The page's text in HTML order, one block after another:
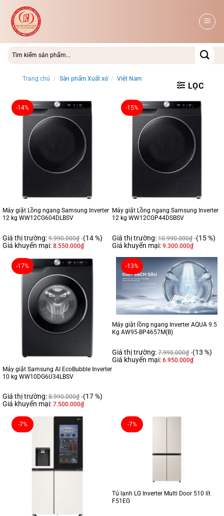
qua
dung
Trang chủ / Sản phẩm Xuất xứ / Việt Nam
LỌC
-14%
Máy giặt Lồng ngang Samsung Inverter
12 kg WW12CG604DLBSV
Giá thị trường: 9.990.000₫ (14 %)
Giá khuyến mại: 8.550.000₫
-15%
Máy giặt Lồng ngang Samsung Inverter
12 kg WW12CGP44DSBSV
Giá thị trường: 10.990.000₫ (15 %)
Giá khuyến mại: 9.300.000₫
-17%
Máy giặt Samsung AI EcoBubble Inverter
10 kg WW10DG6U34LBSV
Giá thị trường: 8.990.000₫ (17 %)
Giá khuyến mại: 7.500.000₫
-13%
Máy giặt lồng ngang Inverter AQUA 9.5
Kg AW95-BP4657M(B)
Giá thị trường: 7.990.000₫ (13 %)
Giá khuyến mại: 6.950.000₫
-7% -7%
Tủ lạnh LG Inverter Multi Door 510 lít
F51EG